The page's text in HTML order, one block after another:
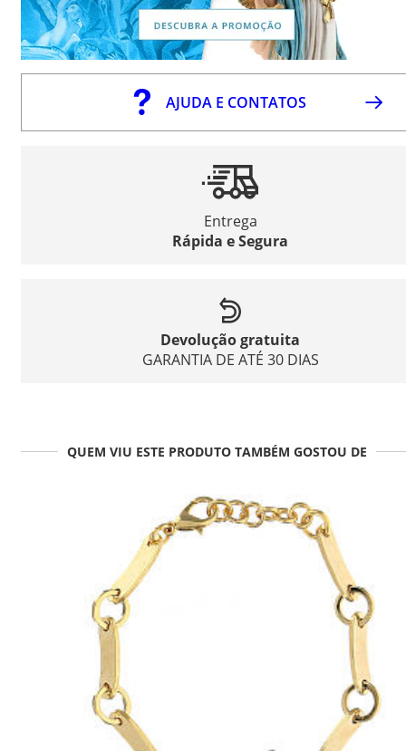
AJUDA E CONTATOS
Entrega
Rápida e Segura
Devolução gratuita
GARANTIA DE ATÉ 30 DIAS
QUEM VIU ESTE PRODUTO TAMBÉM GOSTOU DE